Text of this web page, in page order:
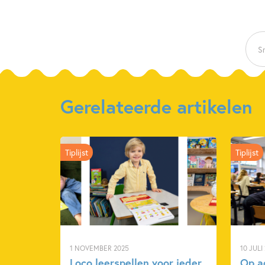
Gerelateerde artikelen
1 NOVEMBER 2025
Tiplijst
10 JULI
Tiplijst